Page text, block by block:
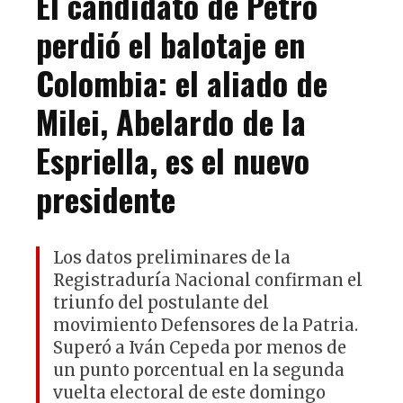
perdió el balotaje en
Colombia: el aliado de
Milei, Abelardo de la
Espriella, es el nuevo
presidente
Los datos preliminares de la
Registraduría Nacional confirman el
triunfo del postulante del
movimiento Defensores de la Patria.
Superó a Iván Cepeda por menos de
un punto porcentual en la segunda
vuelta electoral de este domingo